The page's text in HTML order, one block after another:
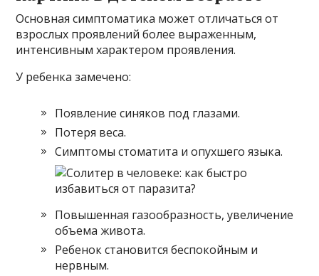
Основная симптоматика может отличаться от
взрослых проявлений более выраженным,
интенсивным характером проявления.
У ребенка замечено:
Появление синяков под глазами.
Потеря веса.
Симптомы стоматита и опухшего языка.
Повышенная газообразность, увеличение
объема живота.
Ребенок становится беспокойным и
нервным.